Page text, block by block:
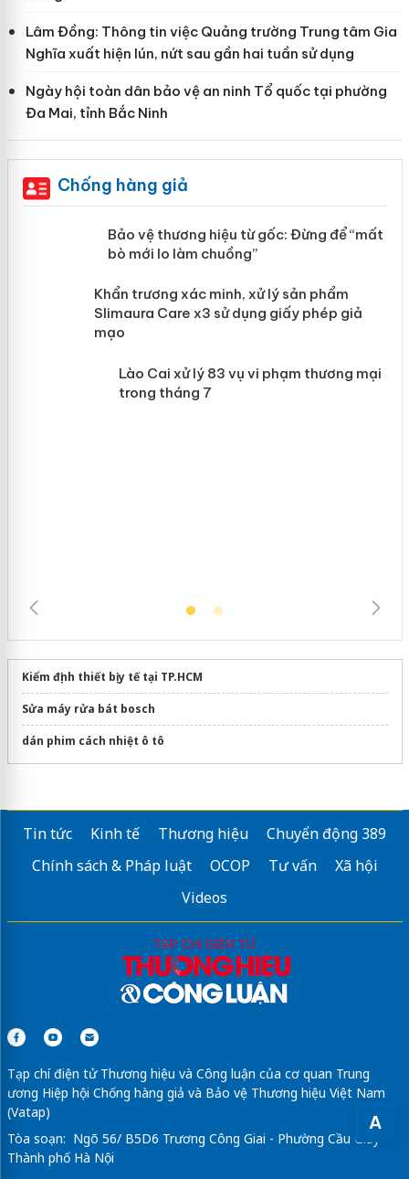
A
Lâm Đồng: Thông tin việc Quảng trường Trung tâm Gia
Nghĩa xuất hiện lún, nứt sau gần hai tuần sử dụng
Ngày hội toàn dân bảo vệ an ninh Tổ quốc tại phường
Đa Mai, tỉnh Bắc Ninh
Chống hàng giả
Bảo vệ thương hiệu từ gốc: Đừng để
“mất bò mới lo làm chuồng”
Slimaura Care x3 sử dụng giấy phép
giả mạo
Kiểm định thiết bị y tế tại TP.HCM
Sửa máy rửa bát bosch
dán phim cách nhiệt ô tô
Tin tức Kinh tế Thương hiệu
Chuyển động 389
Chính sách & Pháp luật
OCOP Tư vấn
Xã hội
Videos
Tạp chí điện tử Thương hiệu và Công luận của cơ quan Trung
ương Hiệp hội Chống hàng giả và Bảo vệ Thương hiệu Việt Nam
(Vatap)
Tòa soạn: Ngõ 56/ B5D6 Trương Công Giai - Phường Cầu Giấy -
Thành phố Hà Nội